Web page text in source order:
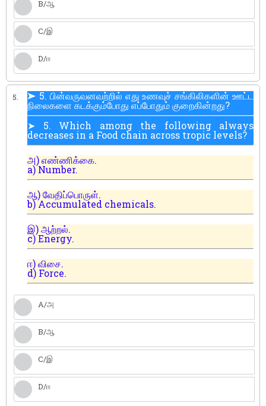
B/ஆ
C/இ
D/ஈ
5. ➤ 5. பின்வருவனவற்றில் எது உணவுச் சங்கிலிகளின் ஊட்ட
நிலைகளை கடக்கும்போது எப்போதும் குறைகின்றது?
➤ 5. Which among the following always
decreases in a Food chain across tropic levels?
அ) எண்ணிக்கை.
a) Number.
ஆ) வேதிப்பொருள்.
b) Accumulated chemicals.
இ) ஆற்றல்.
c) Energy.
ஈ) விசை.
d) Force.
A/அ
B/ஆ
C/இ
D/ஈ